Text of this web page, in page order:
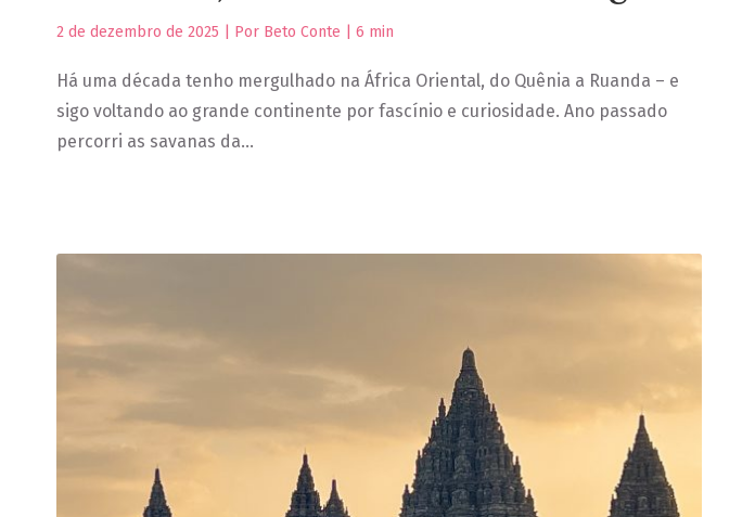
2 de dezembro de 2025 | Por Beto Conte | 6 min
Há uma década tenho mergulhado na África Oriental, do Quênia a Ruanda – e
sigo voltando ao grande continente por fascínio e curiosidade. Ano passado
percorri as savanas da…